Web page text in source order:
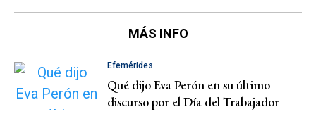
MÁS INFO
Efemérides
Qué dijo Eva Perón en su último
discurso por el Día del Trabajador